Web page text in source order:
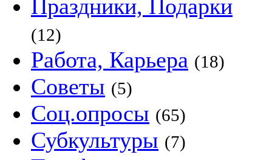
Праздники, Подарки
(12)
Работа, Карьера (18)
Советы (5)
Соц.опросы (65)
Субкультуры (7)